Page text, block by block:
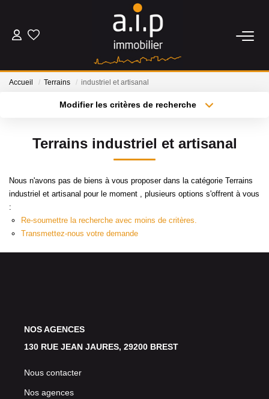
ACHETER
Qui Sommes Nous
Nos Actualités
Accueil Terrains industriel et artisanal
Modifier les critères de recherche
Type de bien
Budget max Plus de critères
Terrains industriel et artisanal
Nous n'avons pas de biens à vous proposer dans la catégorie Terrains
industriel et artisanal pour le moment , plusieurs options s'offrent à vous
:
Re-soumettre la recherche avec moins de critères.
Transmettez-nous votre demande
NOS AGENCES
130 RUE JEAN JAURES, 29200 BREST
Nous contacter
Nos agences